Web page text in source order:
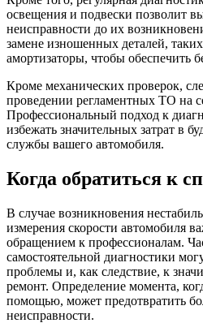
освещения и подвески позволит
неисправности до их
замене изношенных деталей,
амортизаторы, чтобы обеспечить
Кроме механических проверок,
проведении регламентных ТО на
Профессиональный подход к
избежать значительных затрат в
службы вашего автомобиля.
Когда обратиться к
В случае возникновения
измерения скорости автомобиля
обращением к профессионалам.
самостоятельной диагностики
проблемы и, как следствие, к
ремонт. Определение момента,
помощью, может предотвратить
неисправности.